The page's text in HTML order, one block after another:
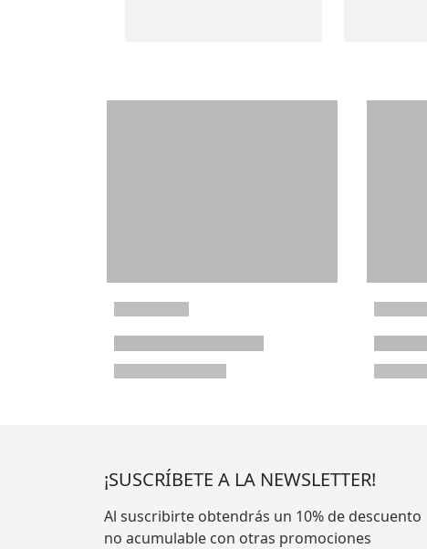
¡SUSCRÍBETE A LA NEWSLETTER!
Al suscribirte obtendrás un 10% de descuento
no acumulable con otras promociones